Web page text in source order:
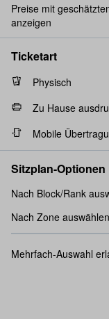
Preise mit
anzeigen
Ticketart
Physisch
Zu Hause
Mobile
Sitzplan-Optionen
Nach Block/Rank
Nach Zone auswählen
Mehrfach-Auswahl